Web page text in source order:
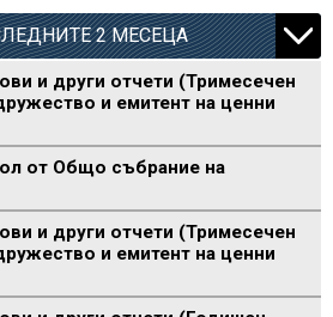
2 МЕСЕЦА
и други отчети (Тримесечен
и емитент на ценни
от Общо събрание на
и други отчети (Тримесечен
и емитент на ценни